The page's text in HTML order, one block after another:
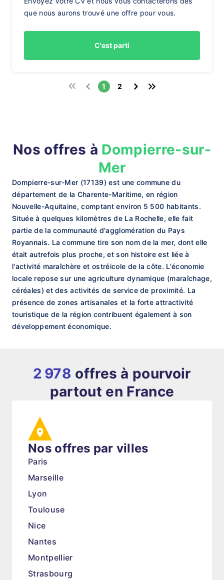
que nous aurons trouvé une offre pour vous.
C'est parti
1 2
Nos offres à Dompierre-sur-
Mer
Dompierre-sur-Mer (17139) est une commune du
département de la Charente-Maritime, en région
Nouvelle-Aquitaine, comptant environ 5 500 habitants.
Située à quelques kilomètres de La Rochelle, elle fait
partie de la communauté d'agglomération du Pays
Royannais. La commune tire son nom de la mer, dont elle
était autrefois plus proche, et son histoire est liée à
l'activité maraîchère et ostréicole de la côte. L'économie
locale repose sur une agriculture dynamique (maraîchage,
céréales) et des activités de service de proximité. La
présence de zones artisanales et la forte attractivité
touristique de la région contribuent également à son
développement économique.
2 978 offres à pourvoir
partout en France
Nos offres par villes
Paris
Marseille
Lyon
Toulouse
Nice
Nantes
Montpellier
Strasbourg